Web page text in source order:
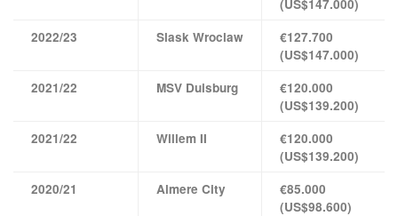
(US$147.000)
2022/23
Slask Wroclaw
€127.700
(US$147.000)
2021/22
MSV Duisburg
€120.000
(US$139.200)
2021/22
Willem II
€120.000
(US$139.200)
2020/21
Almere City
€85.000
(US$98.600)